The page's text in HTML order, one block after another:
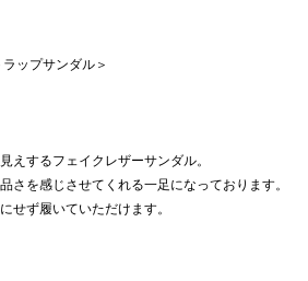
ップサンダル＞
えするフェイクレザーサンダル。
さを感じさせてくれる一足になっております。
せず履いていただけます。